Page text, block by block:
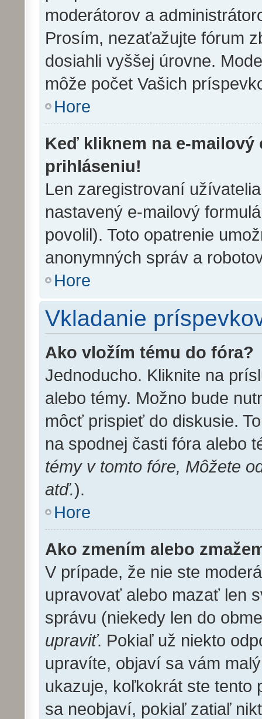
moderátorov a
Prosím, nezaťažujte fórum
dosiahli vyššej úrovne.
môže počet Vašich
Hore
Keď kliknem na e-
prihláseniu!
Len zaregistrovaní
nastavený e-mailový
povolil). Toto opatrenie
anonymných správ a
Hore
Vkladanie
Ako vložím tému do fóra?
Jednoducho. Kliknite na
alebo témy. Možno bude
môcť prispieť do diskusie.
na spodnej časti fóra alebo
témy v tomto fóre, Môžete
atď.).
Hore
Ako zmením alebo
V prípade, že nie ste
upravovať alebo mazať len
správu (niekedy len do
upraviť. Pokiaľ už niekto
upravíte, objaví sa vám
ukazuje, koľkokrát ste tento
sa neobjaví, pokiaľ zatiaľ